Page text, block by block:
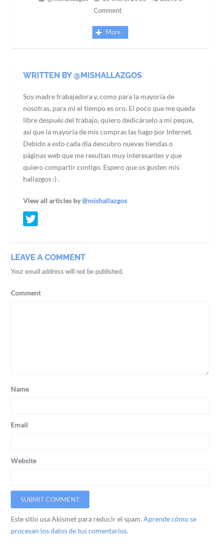
Comment
More
WRITTEN BY @MISHALLAZGOS
Soy madre trabajadora y, como para la mayoría de
nosotras, para mi el tiempo es oro. El poco que me queda
libre después del trabajo, quiero dedicárselo a mi peque,
así que la mayoría de mis compras las hago por Internet.
Debido a esto cada día descubro nuevas tiendas o
páginas web que me resultan muy interesantes y que
quiero compartir contigo. Espero que os gusten mis
hallazgos :) .
View all articles by@mishallazgos
LEAVE A COMMENT
Your email address will not be published.
Comment
Name
Email
Website
Este sitio usa Akismet para reducir el spam.Aprende cómo se
procesan los datos de tus comentarios.